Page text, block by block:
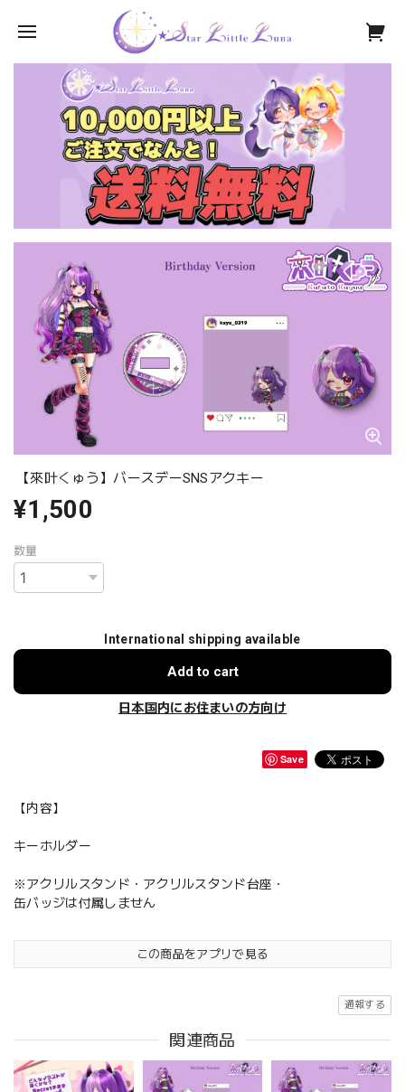
【來叶くゅう】バースデーSNSアクキー
¥1,500
数量
International shipping available
Add to cart
日本国内にお住まいの方向け
Save
【内容】
キーホルダー
※アクリルスタンド・アクリルスタンド台座・
缶バッジは付属しません
この商品をアプリで見る
通報する
関連商品